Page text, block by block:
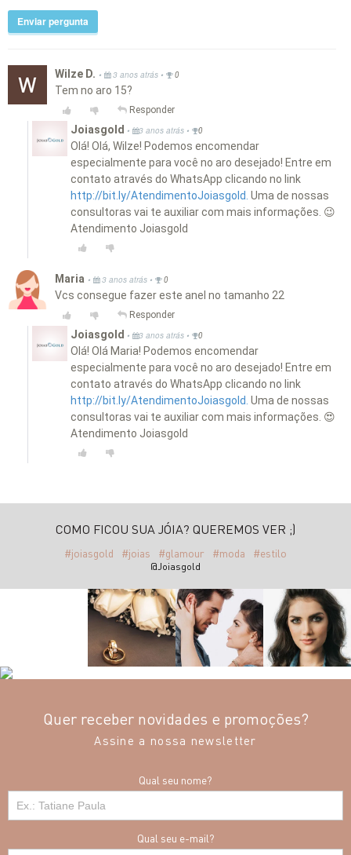
Enviar pergunta
Wilze D. • 3 anos atrás • 0
Tem no aro 15?
Responder
Joiasgold • 3 anos atrás • 0
Olá! Olá, Wilze! Podemos encomendar
especialmente para você no aro desejado! Entre em
contato através do WhatsApp clicando no link
http://bit.ly/AtendimentoJoiasgold. Uma de nossas
consultoras vai te auxiliar com mais informações. 😉
Atendimento Joiasgold
Maria • 3 anos atrás • 0
Vcs consegue fazer este anel no tamanho 22
Responder
Joiasgold • 3 anos atrás • 0
Olá! Olá Maria! Podemos encomendar
especialmente para você no aro desejado! Entre em
contato através do WhatsApp clicando no link
http://bit.ly/AtendimentoJoiasgold. Uma de nossas
consultoras vai te auxiliar com mais informações. 😍
Atendimento Joiasgold
COMO FICOU SUA JÓIA? QUEREMOS VER ;)
#joiasgold #joias #glamour #moda #estilo
@Joiasgold
Quer receber novidades e promoções?
Assine a nossa newsletter
Qual seu nome?
Qual seu e-mail?